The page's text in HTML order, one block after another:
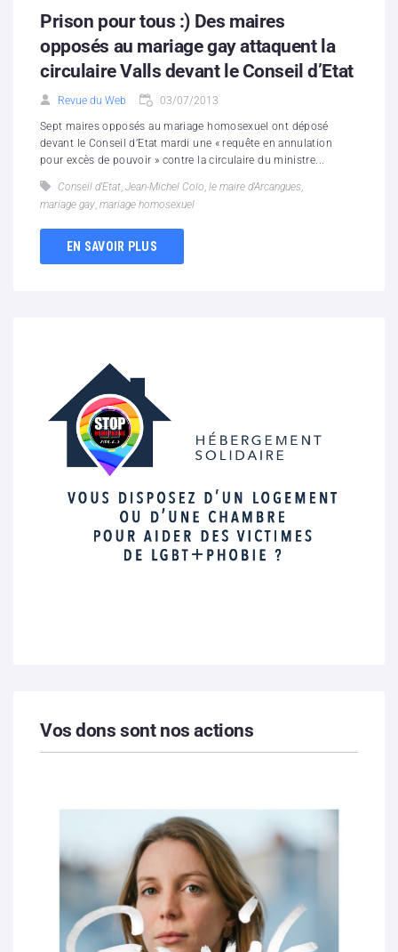
Prison pour tous :) Des maires
opposés au mariage gay attaquent la
circulaire Valls devant le Conseil d’Etat
Revue du Web 03/07/2013
Sept maires opposés au mariage homosexuel ont déposé
devant le Conseil d’Etat mardi une « requête en annulation
pour excès de pouvoir » contre la circulaire du ministre...
Conseil d'Etat, Jean-Michel Colo, le maire d'Arcangues,
mariage gay, mariage homosexuel
EN SAVOIR PLUS
Vos dons sont nos actions